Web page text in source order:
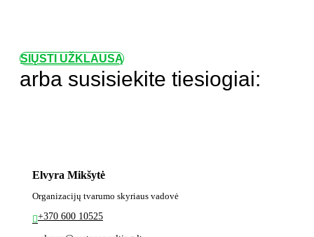
SIŲSTI UŽKLAUSĄ
arba susisiekite tiesiogiai:
Elvyra Mikšytė
Organizacijų tvarumo skyriaus vadovė
+370 600 10525